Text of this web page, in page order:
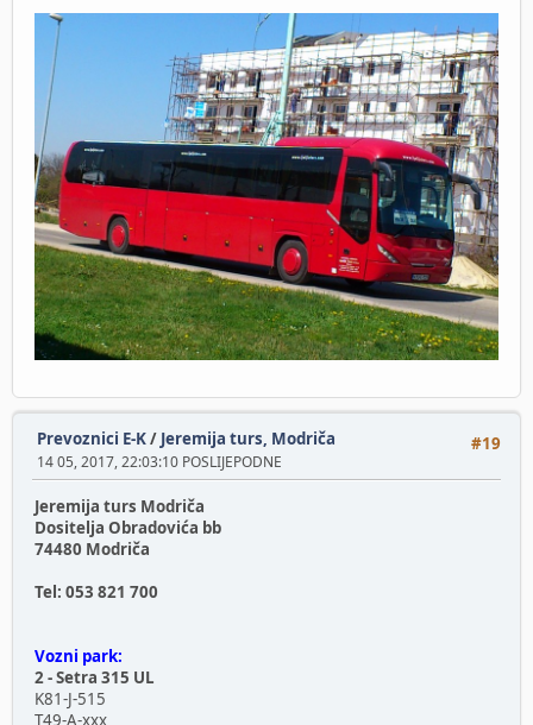
#19
Prevoznici E-K/ Jeremija turs, Modriča
14 05, 2017, 22:03:10 POSLIJEPODNE
Jeremija turs Modriča
Dositelja Obradovića bb
74480 Modriča
Tel: 053 821 700
Vozni park:
2 - Setra 315 UL
K81-J-515
T49-A-xxx